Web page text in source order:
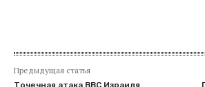
Предыдущая статья
Точечная атака ВВС Израиля